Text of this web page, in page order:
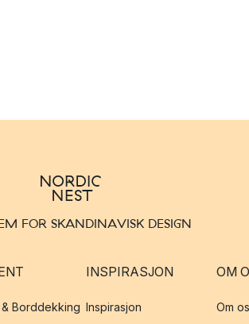
FOR SKANDINAVISK DESIGN
Borddekking
INSPIRASJON
Inspirasjon
OM
Om